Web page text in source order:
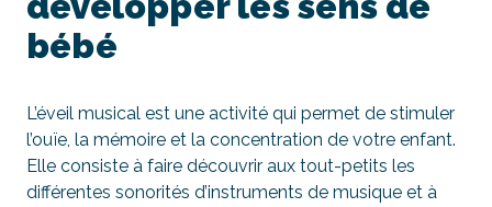
bébé
L’éveil musical est une activité qui permet de stimuler
l’ouïe, la mémoire et la concentration de votre enfant.
Elle consiste à faire découvrir aux tout-petits les
différentes sonorités d’instruments de musique et à